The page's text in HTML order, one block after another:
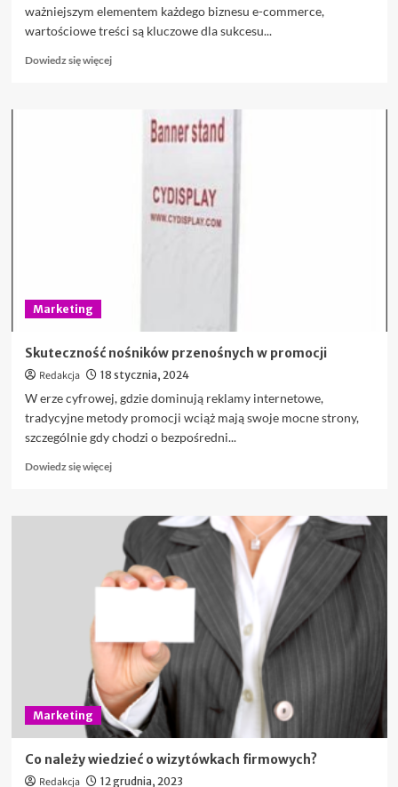
ważniejszym elementem każdego biznesu e-commerce,
wartościowe treści są kluczowe dla sukcesu...
Dowiedz się więcejDowiedz
internetowym
Marketing
Skuteczność nośników przenośnych w promocji
Redakcja 18 stycznia, 2024
W erze cyfrowej, gdzie dominują reklamy internetowe,
tradycyjne metody promocji wciąż mają swoje mocne strony,
szczególnie gdy chodzi o bezpośredni...
Dowiedz się więcejDowiedz
o
Skuteczność
nośników
przenośnych
w
Marketing
Co należy wiedzieć o wizytówkach firmowych?
Redakcja 12 grudnia, 2023